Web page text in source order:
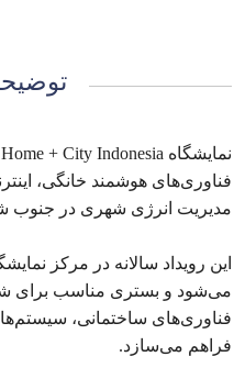
مدیریت انرژی شهری در جنوب
می‌شود و بستری مناسب برای
فناوری‌های ساختمانی،
فراهم می‌سازد.